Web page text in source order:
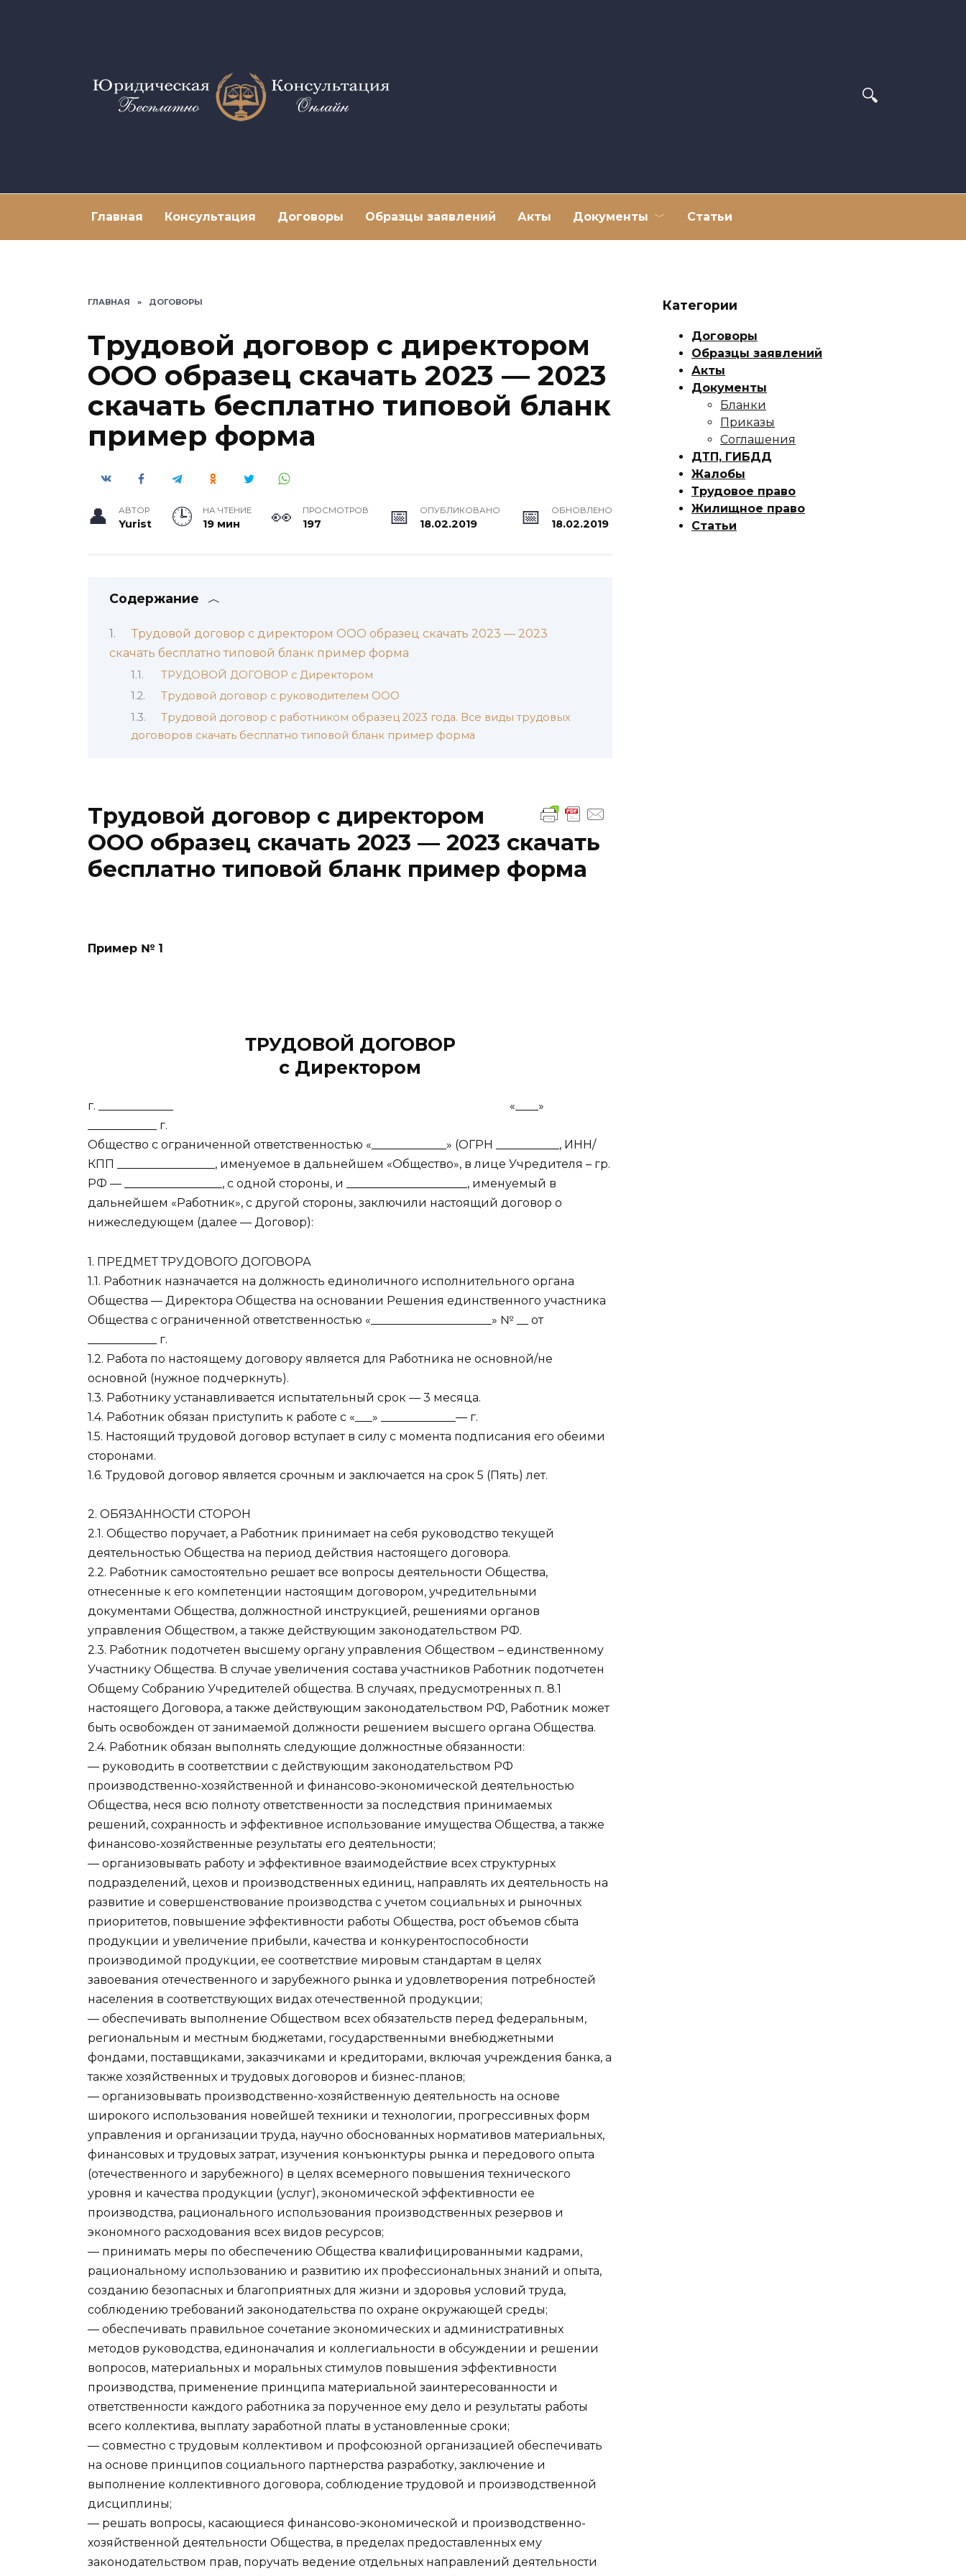
Главная Консультация Договоры Образцы заявлений Акты Документы Статьи
ГЛАВНАЯ » ДОГОВОРЫ
Трудовой договор с директором
ООО образец скачать 2023 — 2023
скачать бесплатно типовой бланк
пример форма
АВТОР
Yurist
НА ЧТЕНИЕ
19 мин
ПРОСМОТРОВ
197
ОПУБЛИКОВАНО
18.02.2019
ОБНОВЛЕНО
18.02.2019
Содержание
Трудовой договор с директором ООО образец скачать 2023 — 2023
скачать бесплатно типовой бланк пример форма
ТРУДОВОЙ ДОГОВОР с Директором
Трудовой договор с руководителем ООО
Трудовой договор с работником образец 2023 года. Все виды трудовых
договоров скачать бесплатно типовой бланк пример форма
Трудовой договор с директором
ООО образец скачать 2023 — 2023 скачать
бесплатно типовой бланк пример форма
Пример № 1
ТРУДОВОЙ ДОГОВОР
с Директором
г. _____________ «____»
____________ г.
Общество с ограниченной ответственностью «_____________» (ОГРН ___________, ИНН/
КПП _________________, именуемое в дальнейшем «Общество», в лице Учредителя – гр.
РФ — _________________, с одной стороны, и _____________________, именуемый в
дальнейшем «Работник», с другой стороны, заключили настоящий договор о
нижеследующем (далее — Договор):
1. ПРЕДМЕТ ТРУДОВОГО ДОГОВОРА
1.1. Работник назначается на должность единоличного исполнительного органа
Общества — Директора Общества на основании Решения единственного участника
Общества с ограниченной ответственностью «_____________________» № __ от
____________ г.
1.2. Работа по настоящему договору является для Работника не основной/не
основной (нужное подчеркнуть).
1.3. Работнику устанавливается испытательный срок — 3 месяца.
1.4. Работник обязан приступить к работе с «___» _____________— г.
1.5. Настоящий трудовой договор вступает в силу с момента подписания его обеими
сторонами.
1.6. Трудовой договор является срочным и заключается на срок 5 (Пять) лет.
2. ОБЯЗАННОСТИ СТОРОН
2.1. Общество поручает, а Работник принимает на себя руководство текущей
деятельностью Общества на период действия настоящего договора.
2.2. Работник самостоятельно решает все вопросы деятельности Общества,
отнесенные к его компетенции настоящим договором, учредительными
документами Общества, должностной инструкцией, решениями органов
управления Обществом, а также действующим законодательством РФ.
2.3. Работник подотчетен высшему органу управления Обществом – единственному
Участнику Общества. В случае увеличения состава участников Работник подотчетен
Общему Собранию Учредителей общества. В случаях, предусмотренных п. 8.1
настоящего Договора, а также действующим законодательством РФ, Работник может
быть освобожден от занимаемой должности решением высшего органа Общества.
2.4. Работник обязан выполнять следующие должностные обязанности:
— руководить в соответствии с действующим законодательством РФ
производственно-хозяйственной и финансово-экономической деятельностью
Общества, неся всю полноту ответственности за последствия принимаемых
решений, сохранность и эффективное использование имущества Общества, а также
финансово-хозяйственные результаты его деятельности;
— организовывать работу и эффективное взаимодействие всех структурных
подразделений, цехов и производственных единиц, направлять их деятельность на
развитие и совершенствование производства с учетом социальных и рыночных
приоритетов, повышение эффективности работы Общества, рост объемов сбыта
продукции и увеличение прибыли, качества и конкурентоспособности
производимой продукции, ее соответствие мировым стандартам в целях
завоевания отечественного и зарубежного рынка и удовлетворения потребностей
населения в соответствующих видах отечественной продукции;
— обеспечивать выполнение Обществом всех обязательств перед федеральным,
региональным и местным бюджетами, государственными внебюджетными
фондами, поставщиками, заказчиками и кредиторами, включая учреждения банка, а
также хозяйственных и трудовых договоров и бизнес-планов;
— организовывать производственно-хозяйственную деятельность на основе
широкого использования новейшей техники и технологии, прогрессивных форм
управления и организации труда, научно обоснованных нормативов материальных,
финансовых и трудовых затрат, изучения конъюнктуры рынка и передового опыта
(отечественного и зарубежного) в целях всемерного повышения технического
уровня и качества продукции (услуг), экономической эффективности ее
производства, рационального использования производственных резервов и
экономного расходования всех видов ресурсов;
— принимать меры по обеспечению Общества квалифицированными кадрами,
рациональному использованию и развитию их профессиональных знаний и опыта,
созданию безопасных и благоприятных для жизни и здоровья условий труда,
соблюдению требований законодательства по охране окружающей среды;
— обеспечивать правильное сочетание экономических и административных
методов руководства, единоначалия и коллегиальности в обсуждении и решении
вопросов, материальных и моральных стимулов повышения эффективности
производства, применение принципа материальной заинтересованности и
ответственности каждого работника за порученное ему дело и результаты работы
всего коллектива, выплату заработной платы в установленные сроки;
— совместно с трудовым коллективом и профсоюзной организацией обеспечивать
на основе принципов социального партнерства разработку, заключение и
выполнение коллективного договора, соблюдение трудовой и производственной
дисциплины;
— решать вопросы, касающиеся финансово-экономической и производственно-
хозяйственной деятельности Общества, в пределах предоставленных ему
законодательством прав, поручать ведение отдельных направлений деятельности
Категории
Договоры
Образцы заявлений
Акты
Документы
Бланки
Приказы
Соглашения
ДТП, ГИБДД
Жалобы
Трудовое право
Жилищное право
Статьи